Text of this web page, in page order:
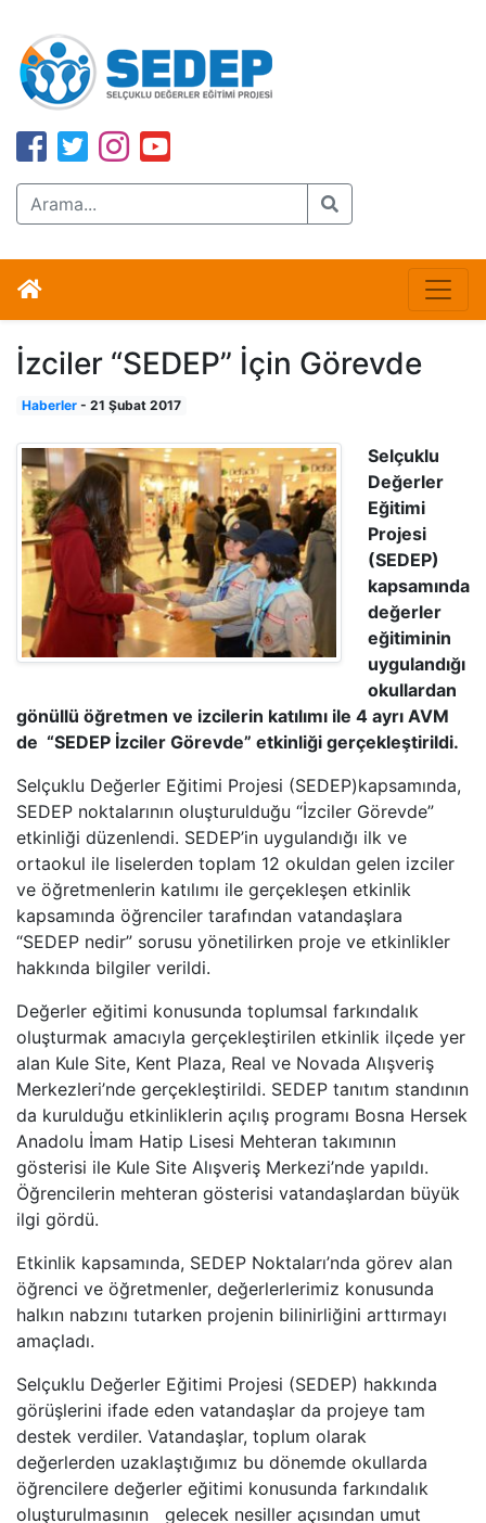
İzciler “SEDEP” İçin Görevde
Haberler- 21 Şubat 2017
Selçuklu
Değerler
Eğitimi
Projesi
(SEDEP)
kapsamında
değerler
eğitiminin
uygulandığı
okullardan
gönüllü öğretmen ve izcilerin katılımı ile 4 ayrı AVM
de “SEDEP İzciler Görevde” etkinliği gerçekleştirildi.
Selçuklu Değerler Eğitimi Projesi (SEDEP)kapsamında,
SEDEP noktalarının oluşturulduğu “İzciler Görevde”
etkinliği düzenlendi. SEDEP’in uygulandığı ilk ve
ortaokul ile liselerden toplam 12 okuldan gelen izciler
ve öğretmenlerin katılımı ile gerçekleşen etkinlik
kapsamında öğrenciler tarafından vatandaşlara
“SEDEP nedir” sorusu yönetilirken proje ve etkinlikler
hakkında bilgiler verildi.
Değerler eğitimi konusunda toplumsal farkındalık
oluşturmak amacıyla gerçekleştirilen etkinlik ilçede yer
alan Kule Site, Kent Plaza, Real ve Novada Alışveriş
Merkezleri’nde gerçekleştirildi. SEDEP tanıtım standının
da kurulduğu etkinliklerin açılış programı Bosna Hersek
Anadolu İmam Hatip Lisesi Mehteran takımının
gösterisi ile Kule Site Alışveriş Merkezi’nde yapıldı.
Öğrencilerin mehteran gösterisi vatandaşlardan büyük
ilgi gördü.
Etkinlik kapsamında, SEDEP Noktaları’nda görev alan
öğrenci ve öğretmenler, değerlerlerimiz konusunda
halkın nabzını tutarken projenin bilinirliğini arttırmayı
amaçladı.
Selçuklu Değerler Eğitimi Projesi (SEDEP) hakkında
görüşlerini ifade eden vatandaşlar da projeye tam
destek verdiler. Vatandaşlar, toplum olarak
değerlerden uzaklaştığımız bu dönemde okullarda
öğrencilere değerler eğitimi konusunda farkındalık
oluşturulmasının gelecek nesiller açısından umut